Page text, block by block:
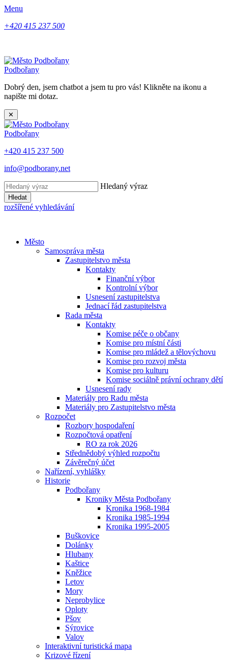
Menu
+420 415 237 500
Podbořany
Dobrý den, jsem chatbot a jsem tu pro vás! Klikněte na ikonu a
napište mi dotaz.
✕
Podbořany
+420 415 237 500
info@podborany.net
Hledaný výraz
Hledat
rozšířené vyhledávání
Město
Samospráva města
Zastupitelstvo města
Kontakty
Finanční výbor
Kontrolní výbor
Usnesení zastupitelstva
Jednací řád zastupitelstva
Rada města
Kontakty
Komise péče o občany
Komise pro místní části
Komise pro mládež a tělovýchovu
Komise pro rozvoj města
Komise pro kulturu
Komise sociálně právní ochrany dětí
Usnesení rady
Materiály pro Radu města
Materiály pro Zastupitelstvo města
Rozpočet
Rozbory hospodaření
Rozpočtová opatření
RO za rok 2026
Střednědobý výhled rozpočtu
Závěrečný účet
Nařízení, vyhlášky
Historie
Podbořany
Kroniky Města Podbořany
Kronika 1968-1984
Kronika 1985-1994
Kronika 1995-2005
Buškovice
Dolánky
Hlubany
Kaštice
Kněžice
Letov
Mory
Neprobylice
Oploty
Pšov
Sýrovice
Valov
Interaktivní turistická mapa
Krizové řízení